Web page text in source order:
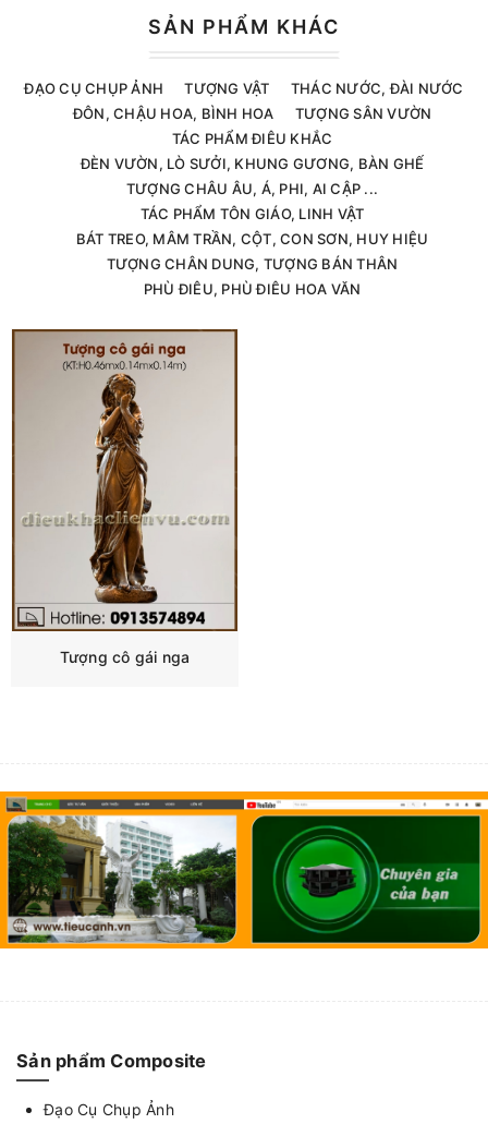
SẢN PHẨM KHÁC
ĐẠO CỤ CHỤP ẢNH TƯỢNG VẬT
THÁC NƯỚC, ĐÀI NƯỚC
ĐÔN, CHẬU HOA, BÌNH HOA
TƯỢNG SÂN VƯỜN
TÁC PHẨM ĐIÊU KHẮC
ĐÈN VƯỜN, LÒ SƯỞI, KHUNG GƯƠNG, BÀN GHẾ
TƯỢNG CHÂU ÂU, Á, PHI, AI CẬP ...
TÁC PHẨM TÔN GIÁO, LINH VẬT
BÁT TREO, MÂM TRẦN, CỘT, CON SƠN, HUY HIỆU
TƯỢNG CHÂN DUNG, TƯỢNG BÁN THÂN
PHÙ ĐIÊU, PHÙ ĐIÊU HOA VĂN
Tượng cô gái nga
Sản phẩm Composite
Đạo Cụ Chụp Ảnh